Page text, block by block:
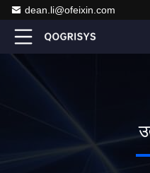
dean.li@ofeixin.com